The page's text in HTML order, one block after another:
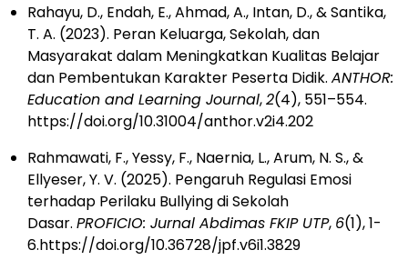
Rahayu, D., Endah, E., Ahmad, A., Intan, D., & Santika,
T. A. (2023). Peran Keluarga, Sekolah, dan
Masyarakat dalam Meningkatkan Kualitas Belajar
dan Pembentukan Karakter Peserta Didik. ANTHOR:
Education and Learning Journal,2(4), 551–554.
https://doi.org/10.31004/anthor.v2i4.202
Rahmawati, F., Yessy, F., Naernia, L., Arum, N. S., &
Ellyeser, Y. V. (2025). Pengaruh Regulasi Emosi
terhadap Perilaku Bullying di Sekolah
Dasar. PROFICIO: Jurnal Abdimas FKIP UTP, 6(1), 1-
6.https://doi.org/10.36728/jpf.v6i1.3829